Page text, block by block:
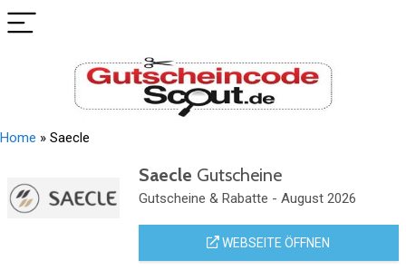
Home » Saecle
Saecle Gutscheine
Gutscheine & Rabatte - August 2026
WEBSEITE ÖFFNEN